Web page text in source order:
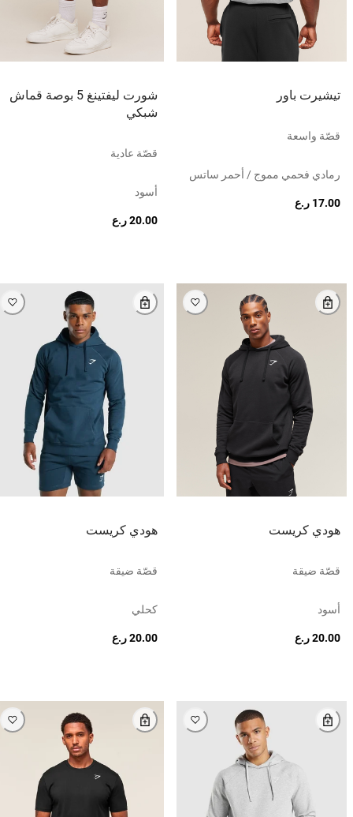
تيشيرت باور
قصّة واسعة
رمادي فحمي مموج / أحمر ساتس
17.00 ر.ع
شورت ليفتينغ 5 بوصة قماش
شبكي
قصّة عادية
أسود
20.00 ر.ع
هودي كريست
قصّة ضيقة
أسود
20.00 ر.ع
هودي كريست
قصّة ضيقة
كحلي
20.00 ر.ع